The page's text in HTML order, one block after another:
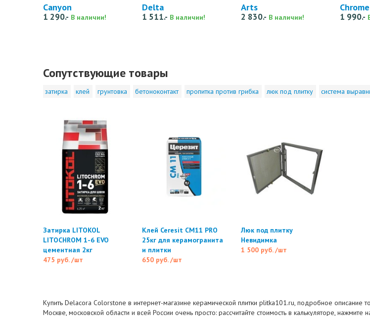
Canyon
1 290.- В наличии!
Delta
1 511.- В наличии!
Arts
2 830.- В наличии!
Chrome
1 990.-
Сопутствующие товары
затирка клей грунтовка бетоноконтакт пропитка против грибка люк под плитку система
Затирка LITOKOL
LITOCHROM 1-6 EVO
цементная 2кг
475 руб./шт
Клей Ceresit CM11 PRO
25кг для керамогранита
и плитки
650 руб./шт
Люк под плитку
Невидимка
1 500 руб./шт
Купить Delacora Colorstone в интернет-магазине керамической плитки plitka101.ru, подробное описание
Москве, московской области и всей России очень просто: рассчитайте стоимость в калькуляторе,